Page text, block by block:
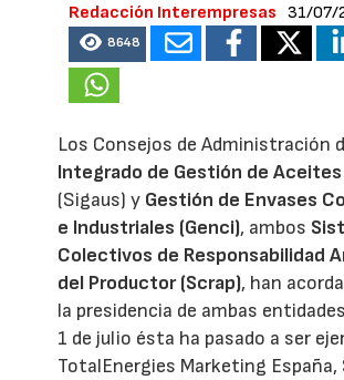
Redacción Interempresas 31/07/
8648
Los Consejos de Administración
Integrado de Gestión de Aceites
(Sigaus) y Gestión de Envases
e Industriales (Genci), ambos
Colectivos de Responsabilidad
del Productor (Scrap), han
la presidencia de ambas
1 de julio ésta ha pasado a ser
TotalEnergies Marketing España,